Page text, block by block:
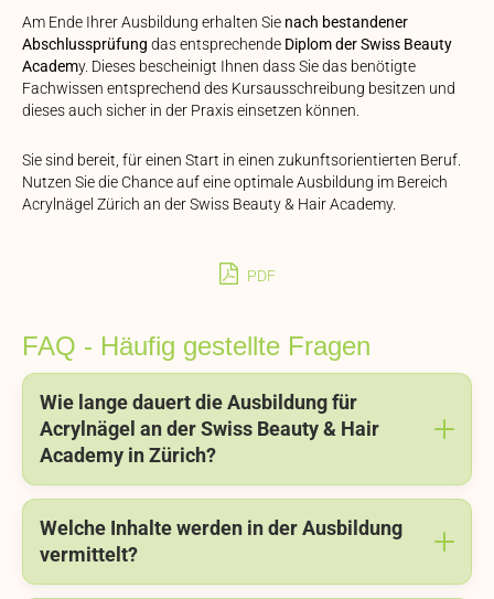
Am Ende Ihrer Ausbildung erhalten Sie nach bestandener
Abschlussprüfung das entsprechende Diplom der Swiss Beauty
Academy. Dieses bescheinigt Ihnen dass Sie das benötigte
Fachwissen entsprechend des Kursausschreibung besitzen und
dieses auch sicher in der Praxis einsetzen können.
Sie sind bereit, für einen Start in einen zukunftsorientierten Beruf.
Nutzen Sie die Chance auf eine optimale Ausbildung im Bereich
Acrylnägel Zürich an der Swiss Beauty & Hair Academy.
PDF
FAQ - Häufig gestellte Fragen
Wie lange dauert die Ausbildung für
Acrylnägel an der Swiss Beauty & Hair
Academy in Zürich?
Welche Inhalte werden in der Ausbildung
vermittelt?